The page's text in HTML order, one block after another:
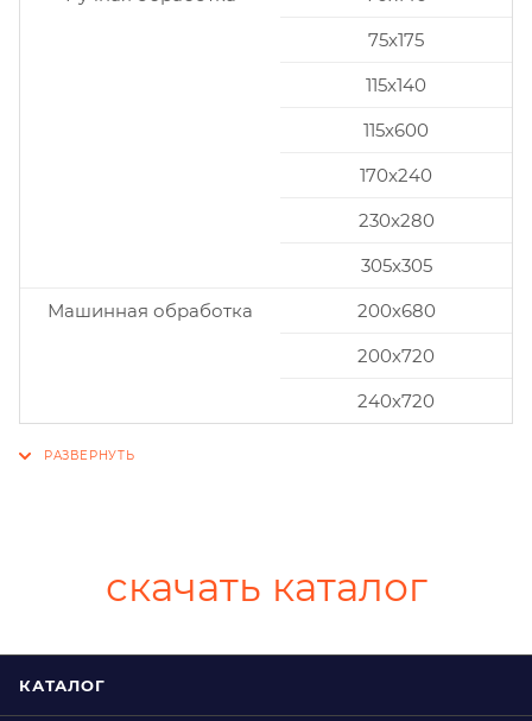
75x175
115x140
115x600
170x240
230x280
305x305
Машинная обработка
200х680
200х720
240х720
скачать каталог
КАТАЛОГ